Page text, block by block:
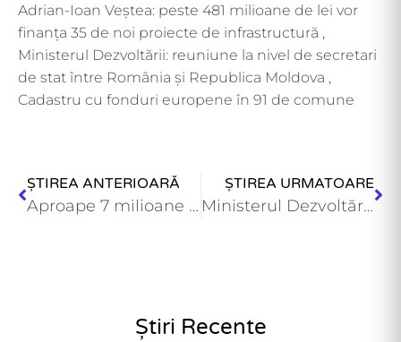
Adrian-Ioan Veștea: peste 481 milioane de lei vor
finanța 35 de noi proiecte de infrastructură ,
Ministerul Dezvoltării: reuniune la nivel de secretari
de stat între România și Republica Moldova ,
Cadastru cu fonduri europene în 91 de comune
ȘTIREA ANTERIOARĂ
Aproape 7 milioane de cărți funciare, eliberate gratuit pentru cetățeni…
ȘTIREA URMATOARE
Ministerul Dezvoltării vine în sprijinul a 68 de teatre, opere…
Știri Recente